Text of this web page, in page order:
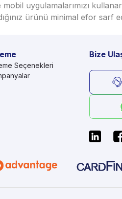
uygulamalarımızı
ürünü minimal efor sarf
Seçenekleri
Bize